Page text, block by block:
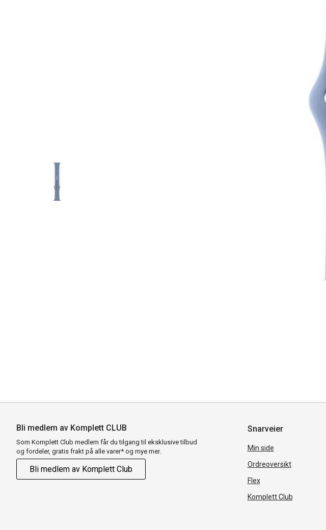
Bli medlem av Komplett CLUB
Som Komplett Club medlem får du tilgang til eksklusive tilbud
og fordeler, gratis frakt på alle varer* og mye mer.
Bli medlem av Komplett Club
Snarveier
Min side
Ordreoversikt
Flex
Komplett Club